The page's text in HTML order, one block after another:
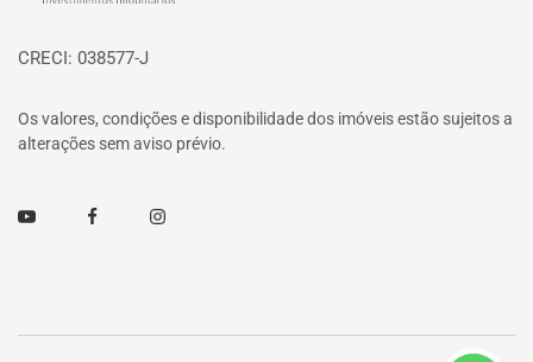
CRECI: 038577-J
Os valores, condições e disponibilidade dos imóveis estão sujeitos a
alterações sem aviso prévio.
Youtube FacebookInstagram